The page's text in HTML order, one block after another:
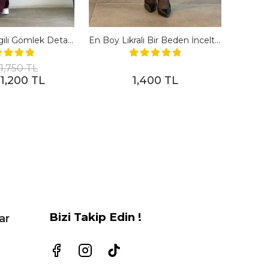
Polo Yaka Çizgili Gömlek Detaylı Kısa Kollu Takım - BORDO
1,750 TL
1,200 TL
En Boy Likralı Bir Beden İncelten Pantolon - SIYAH
1,400 TL
Bizi Takip Edin !